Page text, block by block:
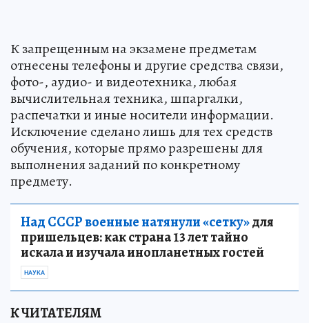
К запрещенным на экзамене предметам
отнесены телефоны и другие средства связи,
фото-, аудио- и видеотехника, любая
вычислительная техника, шпаргалки,
распечатки и иные носители информации.
Исключение сделано лишь для тех средств
обучения, которые прямо разрешены для
выполнения заданий по конкретному
предмету.
Над СССР военные натянули «сетку»для
пришельцев: как страна 13 лет тайно
искала и изучала инопланетных гостей
НАУКА
К ЧИТАТЕЛЯМ